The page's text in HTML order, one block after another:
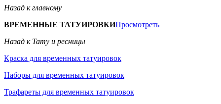
Назад к главному
ВРЕМЕННЫЕ ТАТУИРОВКИПросмотреть
Назад к Тату и ресницы
Краска для временных татуировок
Наборы для временных татуировок
Трафареты для временных татуировок